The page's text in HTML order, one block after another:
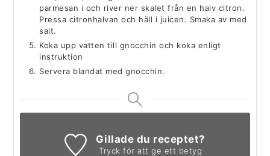
parmesan i och river ner skalet från en halv citron.
Pressa citronhalvan och häll i juicen. Smaka av med
salt.
Koka upp vatten till gnocchin och koka enligt
instruktion
Servera blandat med gnocchin.
Gillade du receptet?
Tryck för att ge ett betyg